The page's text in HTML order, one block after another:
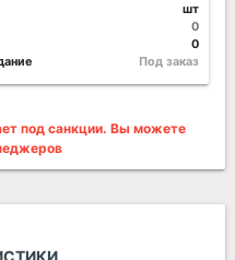
шт
0
0
Под заказ
под санкции. Вы можете